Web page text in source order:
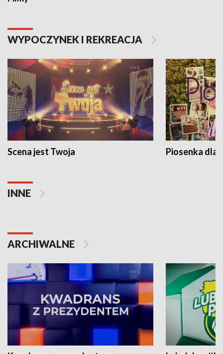
WYPOCZYNEK I REKREACJA
Scena jest Twoja Piosenka dla
INNE
ARCHIWALNE